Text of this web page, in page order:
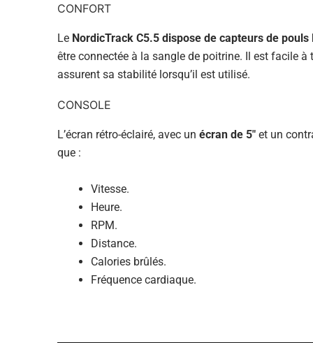
CONFORT
Le NordicTrack C5.5 dispose de capteurs de pouls
être connectée à la sangle de poitrine. Il est facile
assurent sa stabilité lorsqu’il est utilisé.
CONSOLE
L’écran rétro-éclairé, avec un écran de 5″ et un
que :
Vitesse.
Heure.
RPM.
Distance.
Calories brûlés.
Fréquence cardiaque.